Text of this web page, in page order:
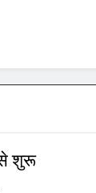
से शुरू